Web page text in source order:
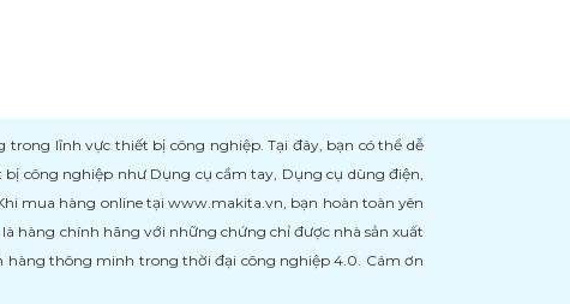
lĩnh vực thiết bị công nghiệp. Tại đây, bạn có thể dễ
công nghiệp như Dụng cụ cầm tay, Dụng cụ dùng điện,
mua hàng online tại www.makita.vn, bạn hoàn toàn yên
hàng chính hãng với những chứng chỉ được nhà sản xuất
hàng thông minh trong thời đại công nghiệp 4.0. Cám ơn